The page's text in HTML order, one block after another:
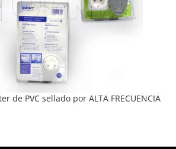
de PVC sellado por ALTA FRECUENCIA